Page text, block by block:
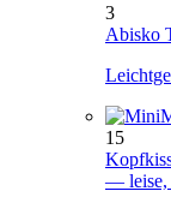
3
Abisko
15
— leise,